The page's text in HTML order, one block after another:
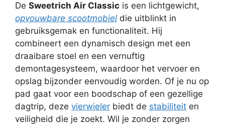
De Sweetrich Air Classic is een lichtgewicht,
opvouwbare scootmobiel die uitblinkt in
gebruiksgemak en functionaliteit. Hij
combineert een dynamisch design met een
draaibare stoel en een vernuftig
demontagesysteem, waardoor het vervoer en
opslag bijzonder eenvoudig worden. Of je nu op
pad gaat voor een boodschap of een gezellige
dagtrip, deze vierwieler biedt de stabiliteit en
veiligheid die je zoekt. Wil je zonder zorgen